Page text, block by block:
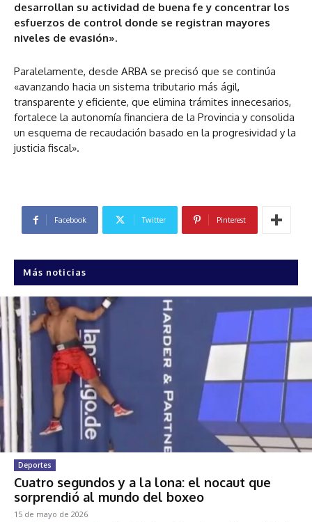
desarrollan su actividad de buena fe y concentrar los
esfuerzos de control donde se registran mayores
niveles de evasión».
Paralelamente, desde ARBA se precisó que se continúa
«avanzando hacia un sistema tributario más ágil,
transparente y eficiente, que elimina trámites innecesarios,
fortalece la autonomía financiera de la Provincia y consolida
un esquema de recaudación basado en la progresividad y la
justicia fiscal».
Facebook Twitter Pinterest
Más noticias
Deportes
Cuatro segundos y a la lona: el nocaut que
sorprendió al mundo del boxeo
15 de mayo de 2026